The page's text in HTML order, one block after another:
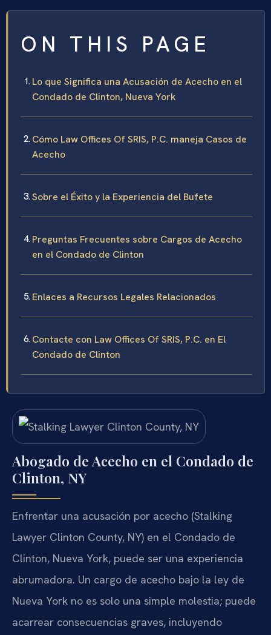
ON THIS PAGE
Lo que Significa una Acusación de Acecho en el
Condado de Clinton, Nueva York
Cómo Law Offices Of SRIS, P.C. maneja Casos de
Acecho
Sobre el Éxito y la Experiencia del Bufete
Preguntas Frecuentes sobre Cargos de Acecho
en el Condado de Clinton
Enlaces a Recursos Legales Relacionados
Contacte con Law Offices Of SRIS, P.C. en El
Condado de Clinton
Abogado de Acecho en el Condado de
Clinton, NY
Enfrentar una acusación por acecho (Stalking
Lawyer Clinton County, NY) en el Condado de
Clinton, Nueva York, puede ser una experiencia
abrumadora. Un cargo de acecho bajo la ley de
Nueva York no es solo una simple molestia; puede
acarrear consecuencias graves, incluyendo